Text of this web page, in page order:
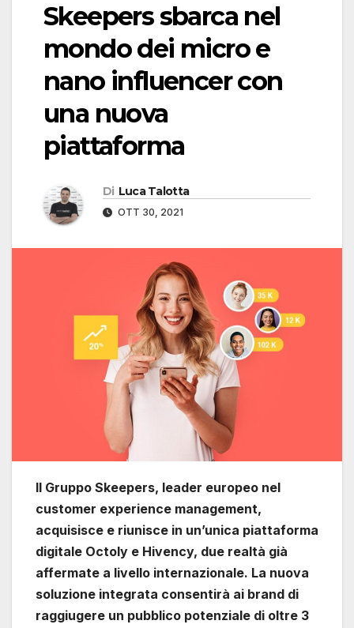
Skeepers sbarca nel
mondo dei micro e
nano influencer con
una nuova
piattaforma
Di Luca Talotta
OTT 30, 2021
Il Gruppo Skeepers, leader europeo nel
customer experience management,
acquisisce e riunisce in un’unica piattaforma
digitale Octoly e Hivency, due realtà già
affermate a livello internazionale. La nuova
soluzione integrata consentirà ai brand di
raggiugere un pubblico potenziale di oltre 3